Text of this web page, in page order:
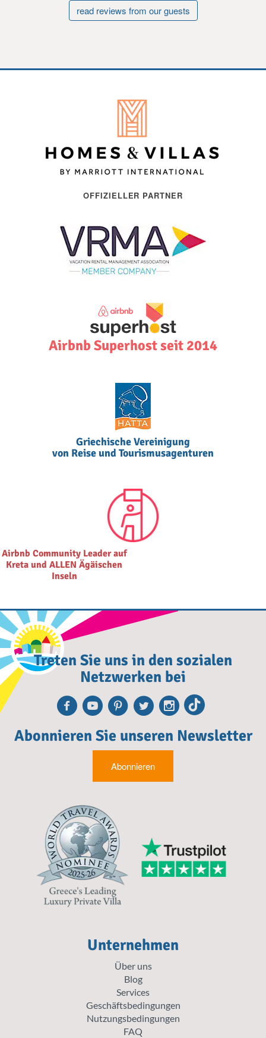
read reviews from our guests
OFFIZIELLER PARTNER
Airbnb Superhost seit 2014
Griechische Vereinigung
von Reise und Tourismusagenturen
Airbnb Community Leader auf
Kreta und ALLEN Ägäischen
Inseln
Treten Sie uns in den sozialen
Netzwerken bei
Facebook
Youtube
Pinterest
TwitterTikTok
Abonnieren Sie unseren Newsletter
Abonnieren
Unternehmen
Über uns
Blog
Services
Geschäftsbedingungen
Nutzungsbedingungen
FAQ